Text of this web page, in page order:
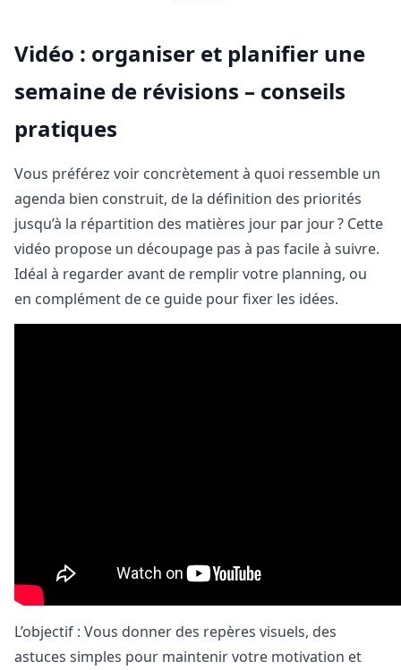
Vidéo : organiser et planifier une
semaine de révisions – conseils
pratiques
Vous préférez voir concrètement à quoi ressemble un
agenda bien construit, de la définition des priorités
jusqu’à la répartition des matières jour par jour ? Cette
vidéo propose un découpage pas à pas facile à suivre.
Idéal à regarder avant de remplir votre planning, ou
en complément de ce guide pour fixer les idées.
L’objectif : Vous donner des repères visuels, des
astuces simples pour maintenir votre motivation et